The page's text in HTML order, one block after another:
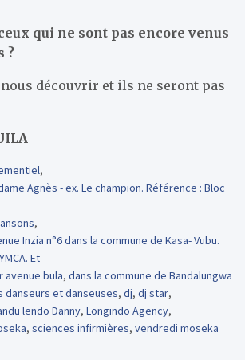
qui ne sont pas encore venus
?
découvrir et ils ne seront pas
,
Agnès - ex. Le champion. Référence : Bloc
,
Inzia n°6 dans la commune de Kasa- Vubu.
Et
avenue bula, dans la commune de Bandalungwa
danseurs et danseuses, dj, dj star,
lendo Danny, Longindo Agency,
, sciences infirmières, vendredi moseka